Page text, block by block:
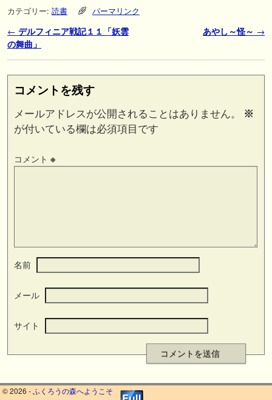
カテゴリー: 読書 パーマリンク
投稿ナビゲーション
← デルフィニア戦記１１「妖雲
の舞曲」
あやし～怪～ →
コメントを残す
メールアドレスが公開されることはありません。
※
が付いている欄は必須項目です
コメント ※
名前
メール
サイト
© 2026 -ふくろうの森へようこそ